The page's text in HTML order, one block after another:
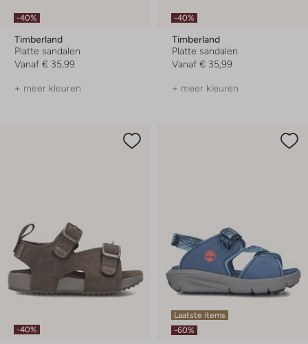
-40%
Timberland
Platte sandalen
Vanaf € 35,99
+ meer kleuren
-40%
Timberland
Platte sandalen
Vanaf € 35,99
+ meer kleuren
-40%
Laatste items
-60%